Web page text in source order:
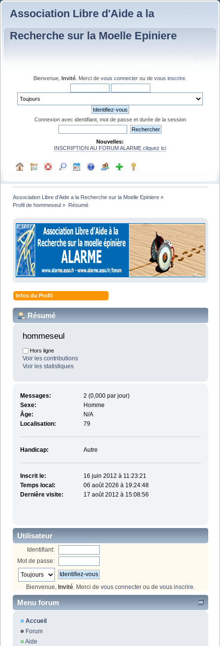
Association Libre d'Aide a la
Recherche sur la Moelle Epiniere
Bienvenue, Invité . Merci de vous connecter ou de vous inscrire
Connexion avec identifiant, mot de passe et durée de la session
Nouvelles:
INSCRIPTION AU FORUM ALARME cliquez ici
Association Libre d'Aide a la Recherche sur la Moelle Epiniere »
Profil de hommeseul » Résumé
Infos du Profil
Résumé
hommeseul
Hors ligne
Voir les contributions
Voir les statistiques
Messages:
2 (0,000 par jour)
Sexe:
Homme
Âge:
N/A
Localisation:
79
Handicap: Autre
Inscrit le:
16 juin 2012 à 11:23:21
Temps local:
06 août 2026 à 19:24:48
Dernière visite:
17 août 2012 à 15:08:56
Utilisateur
Identifiant:
Mot de passe:
Bienvenue, Invité . Merci de vous connecter ou de vous inscrire
Menu forum
Accueil
Forum
Aide